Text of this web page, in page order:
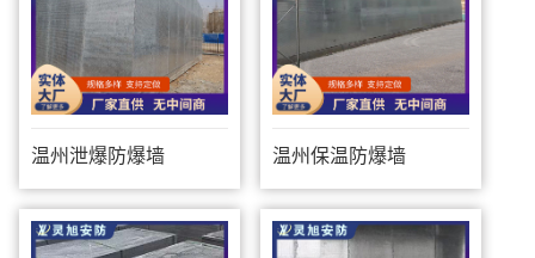
温州泄爆防爆墙 温州保温防爆墙